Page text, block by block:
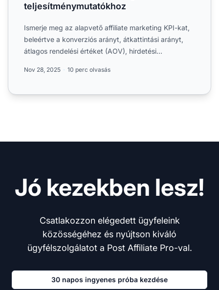
teljesítménymutatókhoz
Ismerje meg az alapvető affiliate marketing KPI-kat,
beleértve a konverziós arányt, átkattintási arányt,
átlagos rendelési értéket (AOV), hirdetési
Nov 28, 2025 10 perc olvasás
Jó kezekben lesz!
Csatlakozzon elégedett ügyfeleink
közösségéhez és nyújtson kiváló
ügyfélszolgálatot a Post Affiliate Pro-val.
30 napos ingyenes próba kezdése